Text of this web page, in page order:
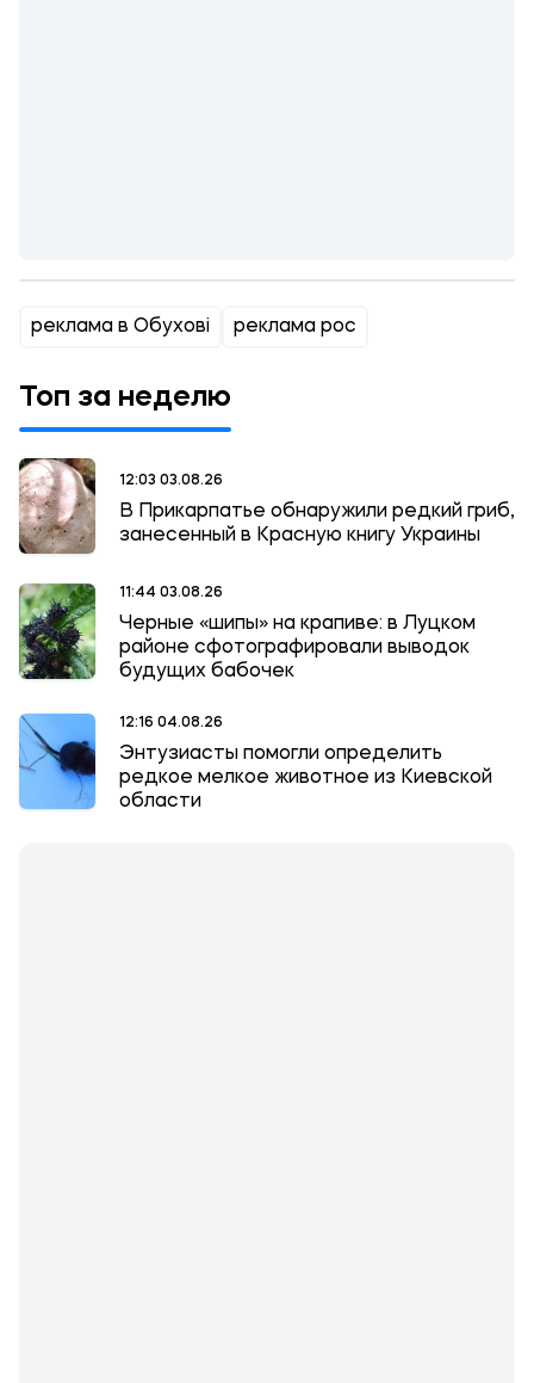
реклама в Обухові реклама рос
Топ за неделю
12:03 03.08.26
В Прикарпатье обнаружили редкий гриб,
занесенный в Красную книгу Украины
11:44 03.08.26
Черные «шипы» на крапиве: в Луцком
районе сфотографировали выводок
будущих бабочек
12:16 04.08.26
Энтузиасты помогли определить
редкое мелкое животное из Киевской
области